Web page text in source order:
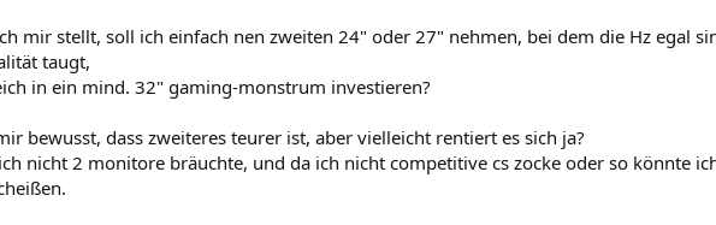
mir stellt, soll ich einfach nen zweiten 24" oder 27" nehmen, bei dem die Hz egal
taugt,
in ein mind. 32" gaming-monstrum investieren?
bewusst, dass zweiteres teurer ist, aber vielleicht rentiert es sich ja?
nicht 2 monitore bräuchte, und da ich nicht competitive cs zocke oder so könnte